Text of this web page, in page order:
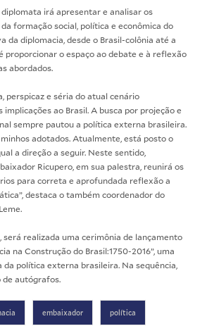
irá apresentar e analisar os
formação social, política e econômica do
da diplomacia, desde o Brasil-colônia até a
proporcionar o espaço ao debate e à reflexão
abordados.
perspicaz e séria do atual cenário
implicações ao Brasil. A busca por projeção e
sempre pautou a política externa brasileira.
adotados. Atualmente, está posto o
a direção a seguir. Neste sentido,
Ricupero, em sua palestra, reunirá os
para correta e aprofundada reflexão a
destaca o também coordenador do
será realizada uma cerimônia de lançamento
na Construção do Brasil:1750-2016”, uma
política externa brasileira. Na sequência,
de autógrafos.
embaixador política